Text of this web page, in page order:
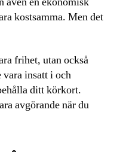
kostsamma. Men det
frihet, utan också
vara insatt i och
ditt körkort.
avgörande när du